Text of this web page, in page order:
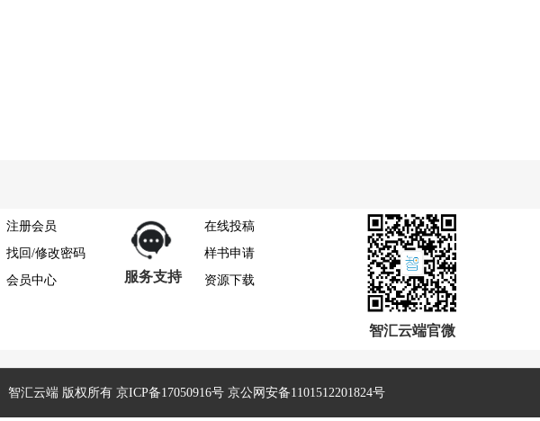
注册会员
找回/修改密码
会员中心
服务支持
在线投稿
样书申请
资源下载
智汇云端官微
智汇云端 版权所有 京ICP备17050916号 京公网安备1101512201824号